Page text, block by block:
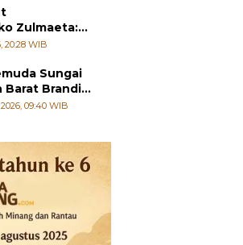
Zulmaeta:
dan Polres
20:28 WIB
Sungai
Barat Branding
09:40 WIB